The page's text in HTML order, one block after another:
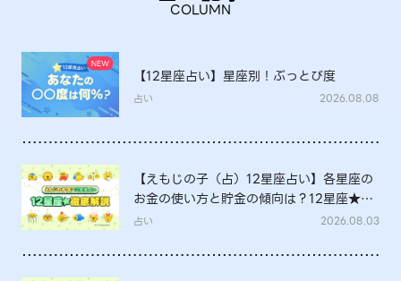
COLUMN
【12星座占い】星座別！ぶっとび度
占い 2026.08.08
【えもじの子（占）12星座占い】各星座の
お金の使い方と貯金の傾向は？12星座★徹
底解説
占い 2026.08.03